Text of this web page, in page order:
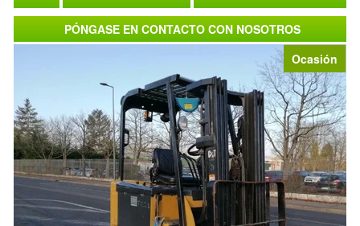
Ocasión
PÓNGASE EN CONTACTO CON NOSOTROS